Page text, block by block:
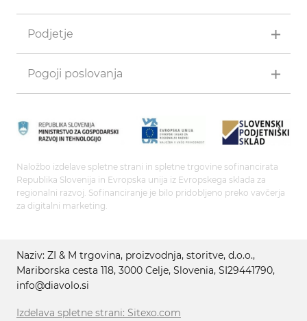
Podjetje
Pogoji poslovanja
Naložbo izdelave spletne strani in spletne trgovine sofinancirata
Republika Slovenija in Evropska unija iz Evropskega sklada za
regionalni razvoj. Sofinanciranje je bilo pridobljeno preko vavčerja
za digitalni marketing.
Naziv: ZI & M trgovina, proizvodnja, storitve, d.o.o.,
Mariborska cesta 118, 3000 Celje, Slovenia, SI29441790,
info@diavolo.si
Izdelava spletne strani: Sitexo.com